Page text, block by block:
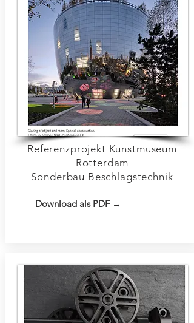
Referenzprojekt Kunstmuseum
Rotterdam
Sonderbau Beschlagstechnik
Download als PDF →